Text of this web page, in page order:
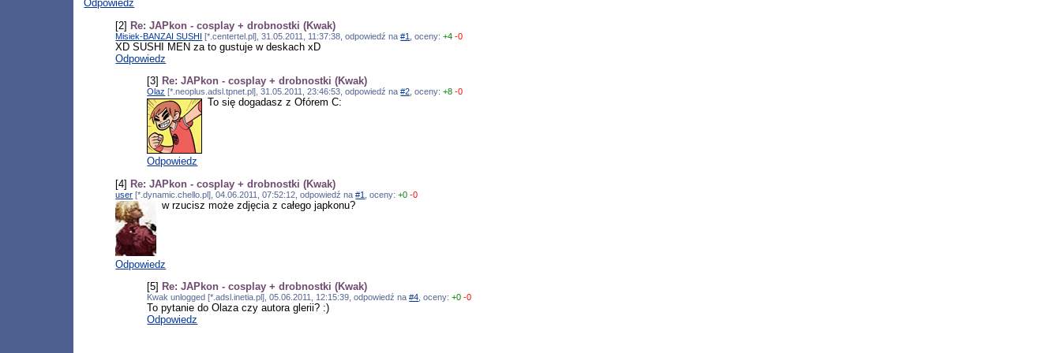
Odpowiedz
[2] Re: JAPkon - cosplay + drobnostki (Kwak)
Misiek-BANZAI SUSHI [*.centertel.pl], 31.05.2011, 11:37:38, odpowiedź na#1 , oceny:+4 -0
XD SUSHI MEN za to gustuje w deskach xD
Odpowiedz
[3] Re: JAPkon - cosplay + drobnostki (Kwak)
Olaz [*.neoplus.adsl.tpnet.pl], 31.05.2011, 23:46:53, odpowiedź na#2 , oceny:+8 -0
To się dogadasz z Ofórem C:
Odpowiedz
[4] Re: JAPkon - cosplay + drobnostki (Kwak)
user [*.dynamic.chello.pl], 04.06.2011, 07:52:12, odpowiedź na#1 , oceny:+0 -0
w rzucisz może zdjęcia z całego japkonu?
Odpowiedz
[5] Re: JAPkon - cosplay + drobnostki (Kwak)
Kwak unlogged [*.adsl.inetia.pl], 05.06.2011, 12:15:39, odpowiedź na#4 , oceny:+0 -0
To pytanie do Olaza czy autora glerii? :)
Odpowiedz